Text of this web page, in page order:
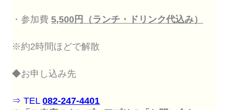
・参加費5,500円（ランチ・ドリンク代込み）
※約2時間ほどで解散
◆お申し込み先
⇒ TEL082-247-4401